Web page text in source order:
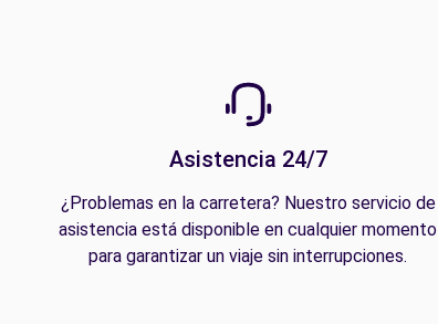
Asistencia 24/7
¿Problemas en la carretera? Nuestro servicio de
asistencia está disponible en cualquier momento
para garantizar un viaje sin interrupciones.